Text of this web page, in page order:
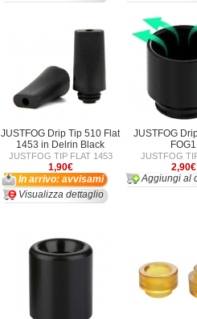
JUSTFOG Drip Tip 510 Flat
1453 in Delrin Black
JUSTFOG TIP FLAT 1453
1,90€
In arrivo: avvisami
Visualizza dettaglio
JUSTFOG
FOG1
JUSTFOG
2,90€
Aggiungi al